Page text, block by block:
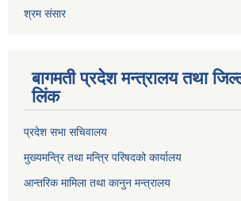
श्रम संसार
बागमती प्रदेश मन्त्रालय तथा
लिंक
प्रदेश सभा सचिवालय
मुख्यमन्त्रि तथा मन्त्रि परिषदको कार्यालय
आन्तरिक मामिला तथा कानुन मन्त्रालय